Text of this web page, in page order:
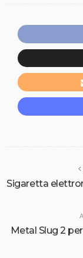
Sigaretta
Metal Slug 2